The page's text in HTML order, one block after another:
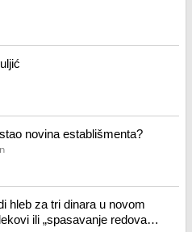
novina establišmenta?
hleb za tri dinara u novom
ili „spasavanje redova